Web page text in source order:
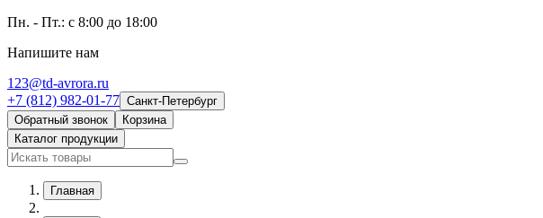
Пн. - Пт.: с 8:00 до 18:00
Напишите нам
123@td-avrora.ru
+7 (812) 982-01-77 Санкт-Петербург
Обратный звонок
Корзина
Каталог продукции
Главная